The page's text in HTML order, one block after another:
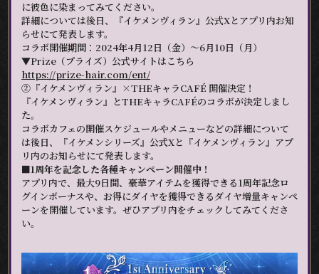
に彼色に染まってみてください。
詳細については後日、『イケメンヴィラン』公式Xとアプリ内お知
らせにて発表します。
コラボ開催期間：2024年4月12日（金）～6月10日（月）
▼Prize（プライズ）公式サイトはこちら
https://prize-hair.com/ent/
②『イケメンヴィラン』×THEキャラCAFÉ 開催決定！
『イケメンヴィラン』とTHEキャラCAFÉのコラボが決定しまし
た。
コラボカフェの開催スケジュールやメニューなどの詳細について
は後日、『イケメンシリーズ』公式Xと『イケメンヴィラン』アプ
リ内のお知らせにて発表します。
■1周年を記念した各種キャンペーン開催中！
アプリ内で、最大9日間、豪華アイテムを獲得できる1周年記念ロ
グインボーナスや、お得にダイヤを獲得できるダイヤ増量キャンペ
ーンを開催しています。ぜひアプリ内をチェックしてみてくださ
い。